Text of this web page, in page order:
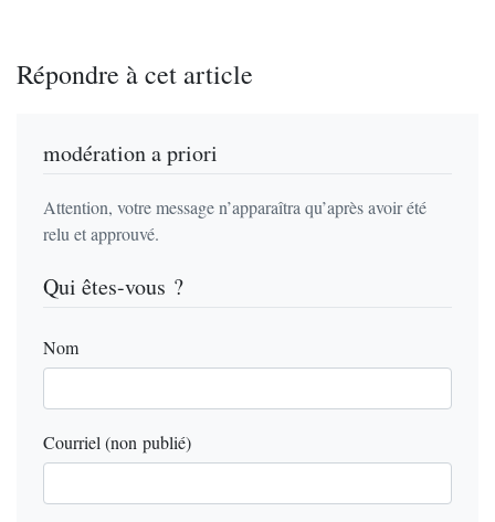
Répondre à cet article
modération a priori
Attention, votre message n’apparaîtra qu’après avoir été
relu et approuvé.
Qui êtes-vous ?
Nom
Courriel (non publié)